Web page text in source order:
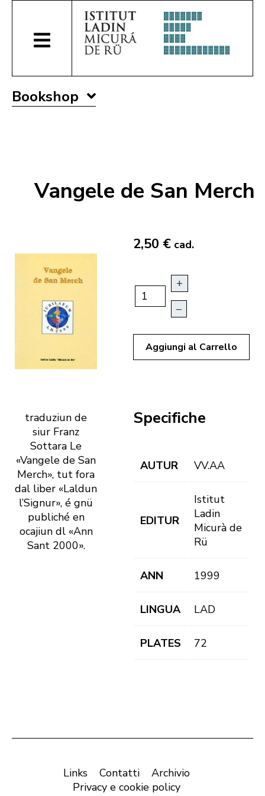
Bookshop
Vangele de San Merch
traduziun de
siur Franz
Sottara Le
«Vangele de San
Merch», tut fora
dal liber «Laldun
l’Signur», é gnü
publiché en
ocajiun dl «Ann
Sant 2000».
2,50 € cad.
+
–
Aggiungi al Carrello
Specifiche
AUTUR VV.AA
EDITUR
Istitut
Ladin
Micurà de
Rü
ANN 1999
LINGUA LAD
PLATES 72
Links Contatti
Archivio
Privacy e cookie policy